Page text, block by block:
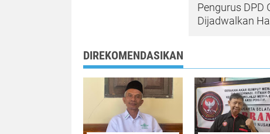
Pengurus DPD
Dijadwalkan
DIREKOMENDASIKAN